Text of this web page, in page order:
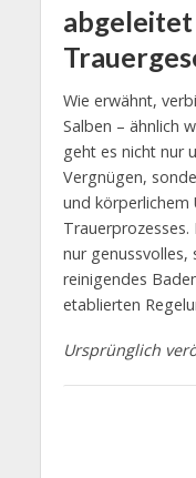
abgeleitet
Wie erwähnt,
Salben – ähnlich
geht es nicht nur
Vergnügen,
und körperlichem
Trauerprozesses.
nur
reinigendes
etablierten
Ursprünglich